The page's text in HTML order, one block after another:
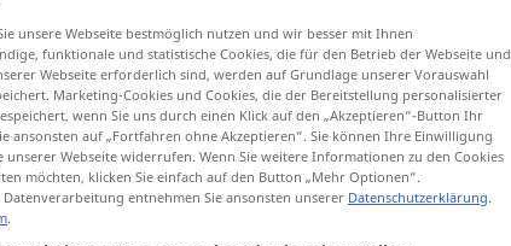
unsere Webseite bestmöglich nutzen und wir besser mit Ihnen
funktionale und statistische Cookies, die für den Betrieb der Webseite und
Webseite erforderlich sind, werden auf Grundlage unserer Vorauswahl
Marketing-Cookies und Cookies, die der Bereitstellung personalisierter
wenn Sie uns durch einen Klick auf den „Akzeptieren“-Button Ihr
ansonsten auf „Fortfahren ohne Akzeptieren“. Sie können Ihre Einwilligung
unserer Webseite widerrufen. Wenn Sie weitere Informationen zu den Cookies
möchten, klicken Sie einfach auf den Button „Mehr Optionen“.
entnehmen Sie ansonsten unserer Datenschutzerklärung.
.